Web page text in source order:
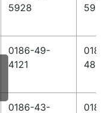
5928
0186-49-
4121
0186-43-